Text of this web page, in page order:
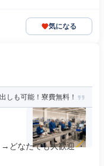
気になる
しも可能！寮費無料！
→どなたでも大歓迎 ・